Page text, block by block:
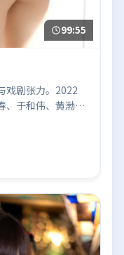
99:55
戏剧张力。2022
、于和伟、黄渤、
像风格统一，配